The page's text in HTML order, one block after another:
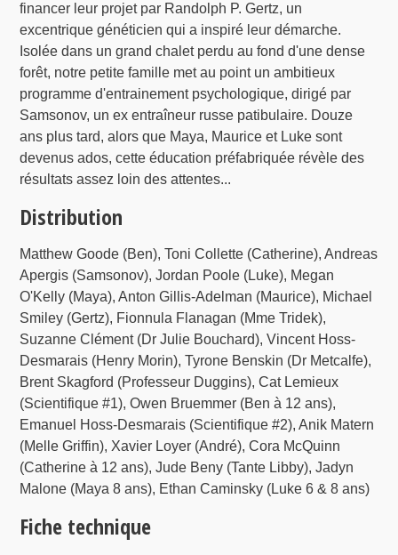
financer leur projet par Randolph P. Gertz, un
excentrique généticien qui a inspiré leur démarche.
Isolée dans un grand chalet perdu au fond d'une dense
forêt, notre petite famille met au point un ambitieux
programme d'entrainement psychologique, dirigé par
Samsonov, un ex entraîneur russe patibulaire. Douze
ans plus tard, alors que Maya, Maurice et Luke sont
devenus ados, cette éducation préfabriquée révèle des
résultats assez loin des attentes...
Distribution
Matthew Goode (Ben), Toni Collette (Catherine), Andreas
Apergis (Samsonov), Jordan Poole (Luke), Megan
O'Kelly (Maya), Anton Gillis-Adelman (Maurice), Michael
Smiley (Gertz), Fionnula Flanagan (Mme Tridek),
Suzanne Clément (Dr Julie Bouchard), Vincent Hoss-
Desmarais (Henry Morin), Tyrone Benskin (Dr Metcalfe),
Brent Skagford (Professeur Duggins), Cat Lemieux
(Scientifique #1), Owen Bruemmer (Ben à 12 ans),
Emanuel Hoss-Desmarais (Scientifique #2), Anik Matern
(Melle Griffin), Xavier Loyer (André), Cora McQuinn
(Catherine à 12 ans), Jude Beny (Tante Libby), Jadyn
Malone (Maya 8 ans), Ethan Caminsky (Luke 6 & 8 ans)
Fiche technique